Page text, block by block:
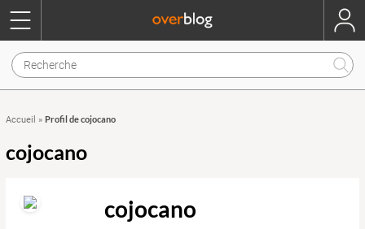
Accueil » Profil de cojocano
cojocano
cojocano